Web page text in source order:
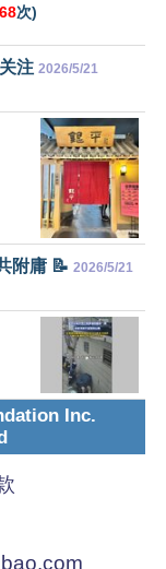
次)
注 2026/5/21
附庸 📝 2026/5/21
Inc.